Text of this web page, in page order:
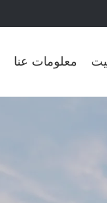
معلومات عنا